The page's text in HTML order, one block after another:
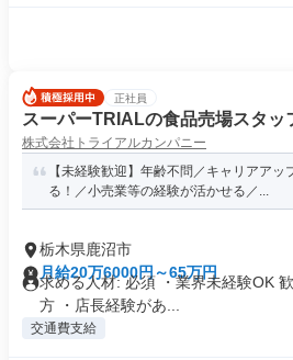
正社員
スーパーTRIALの食品売場スタッ
株式会社トライアルカンパニー
【未経験歓迎】年齢不問／キャリアア
る！／小売業等の経験が活かせる／...
栃木県鹿沼市
月給20万6000円～65万円
求める人材: 必須 ・業界未経験OK
方 ・店長経験があ...
交通費支給